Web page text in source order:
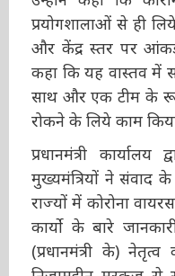
प्रयोगशालाओं से ही
राज्य और केंद्र स्तर
मोदी ने कहा कि यह
राज्यों ने एक साथ
वायरस के प्रसार को
प्रधानमंत्री कार्यालय
मुख्यमंत्रियों ने संवाद
अपने राज्यों में
कियेजा रहे कार्यो के
समय उनके
मुख्यमंत्रियों ने